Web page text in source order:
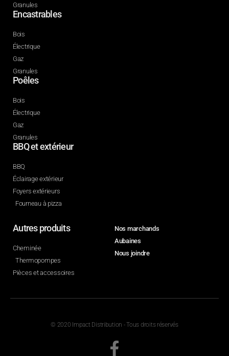
Granules
Encastrables
Bois
Électrique
Gaz
Granules
Poêles
Bois
Électrique
Gaz
Granules
BBQ et extérieur
BBQ
Éclairage extérieur
Foyers extérieurs
Fourneau à pizza
Autres produits
Cheminée
Thermopompes
Pièces et accessoires
Nos marchands
Aubaines
Nous joindre
© 2020 Impact Distribution - Tous droits réservés